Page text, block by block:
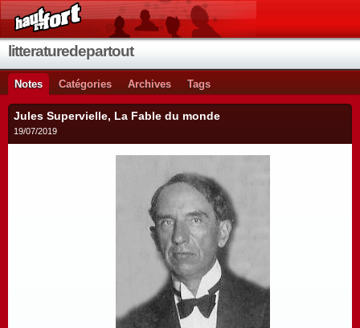
litteraturedepartout
Notes Catégories Archives Tags
Jules Supervielle, La Fable du monde
19/07/2019